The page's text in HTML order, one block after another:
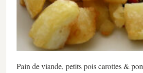
Pain de viande, petits pois carottes &